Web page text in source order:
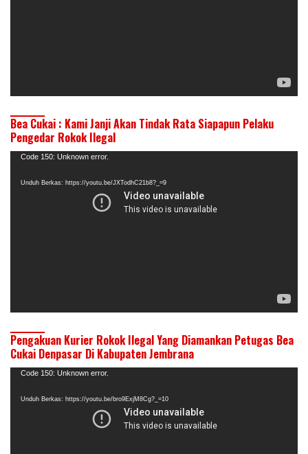
Bea Cukai : Kami Janji Akan Tindak Rata Siapapun Pelaku
Pengedar Rokok Ilegal
Pemutar
Code 150: Unknown error.
Unduh Berkas: https://youtu.be/JXTodhC21b8?_=9
Pengakuan Kurier Rokok Ilegal Yang Diamankan Petugas Bea
Cukai Denpasar Di Kabupaten Jembrana
Pemutar
Code 150: Unknown error.
Unduh Berkas: https://youtu.be/bro9ExjM8Cg?_=10